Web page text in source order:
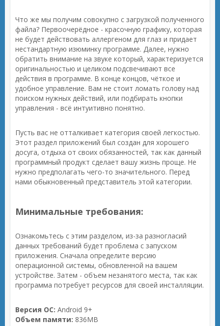
Что же мы получим совокупно с загрузкой полученного
файла? Первоочерёдное - красочную графику, которая
не будет действовать аллергеном для глаз и придает
нестандартную изюминку программе. Далее, нужно
обратить внимание на звуке который, характеризуется
оригинальностью и целиком подсвечивают все
действия в программе. В конце концов, чёткое и
удобное управление. Вам не стоит ломать голову над
поиском нужных действий, или подбирать кнопки
управления - всё интуитивно понятно.
Пусть вас не отталкивает категория своей легкостью.
Этот раздел приложений был создан для хорошего
досуга, отдыха от своих обязанностей, так как данный
программный продукт сделает вашу жизнь проще. Не
нужно предполагать чего-то значительного. Перед
нами обыкновенный представитель этой категории.
Минимальные требования:
Ознакомьтесь с этим разделом, из-за разногласий
данных требований будет проблема с запуском
приложения. Сначала определите версию
операционной системы, обновленной на вашем
устройстве. Затем - объем незанятого места, так как
программа потребует ресурсов для своей инсталляции.
Версия ОС: Android 9+
Объем памяти: 836MB